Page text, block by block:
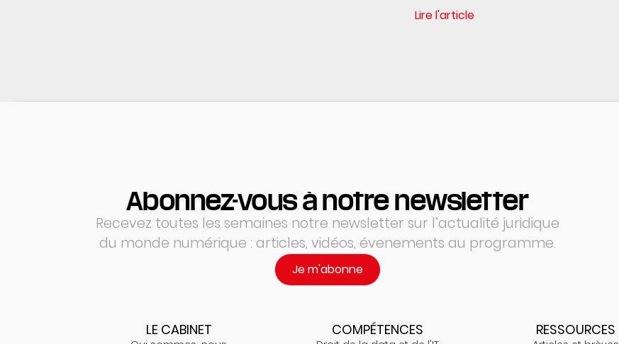
Lire l'article
Abonnez-vous à notre newsletter
Recevez toutes les semaines notre newsletter sur l’actualité juridique
du monde numérique : articles, vidéos, évenements au programme.
Je m'abonne
LE CABINET COMPÉTENCES RESSOURCES